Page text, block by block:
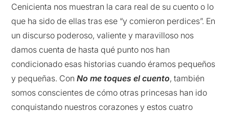
Cenicienta nos muestran la cara real de su cuento o lo
que ha sido de ellas tras ese “y comieron perdices”. En
un discurso poderoso, valiente y maravilloso nos
damos cuenta de hasta qué punto nos han
condicionado esas historias cuando éramos pequeños
y pequeñas. ConNo me toques el cuento, también
somos conscientes de cómo otras princesas han ido
conquistando nuestros corazones y estos cuatro